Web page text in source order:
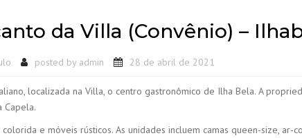
da Villa (Convênio) –
posted by admin 28 de abril de 2021
localizada na Villa, o centro gastronômico de Ilha Bela. A
Capela.
e móveis rústicos. As unidades incluem camas queen-size, ar-